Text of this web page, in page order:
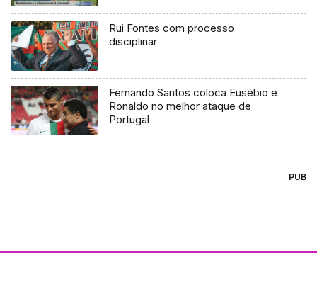
Rui Fontes com processo
disciplinar
Fernando Santos coloca Eusébio e
Ronaldo no melhor ataque de
Portugal
PUB